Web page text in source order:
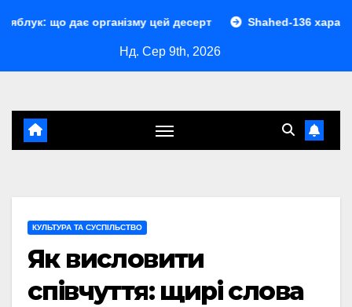
організму цей десерт Shahed-136 характеристики:
Нд. Сер 9th, 2026
КУЛЬТУРА ТА СУСПІЛЬСТВО
Як висловити
співчуття: щирі слова